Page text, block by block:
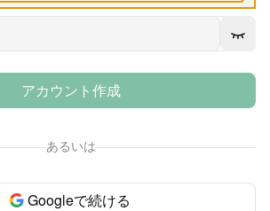
アカウント作成
あるいは
Googleで続ける